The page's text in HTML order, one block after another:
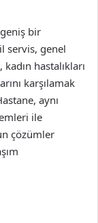
bir
servis, genel
hastalıkları
karşılamak
aynı
ile
çözümler